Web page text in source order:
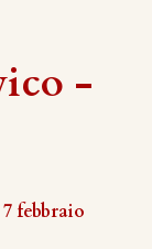
-
febbraio